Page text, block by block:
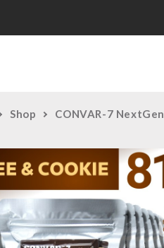
Shop CONVAR-7 NextGen